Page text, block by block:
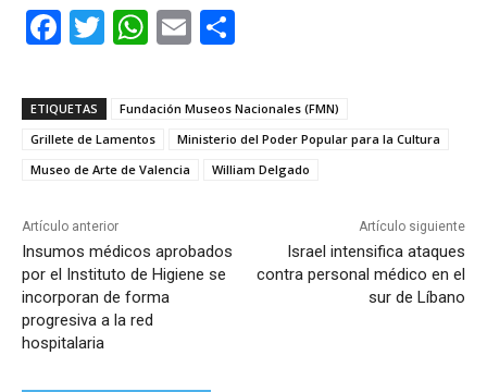
F
c
e
b
o
k
T
itt
er
W
at
s
A
E
ai
l
m
p
ar
ETIQUETAS
Fundación Museos Nacionales (FMN)
Grillete de Lamentos
Ministerio del Poder Popular para la Cultura
Museo de Arte de Valencia
William Delgado
Artículo anterior
Insumos médicos aprobados
por el Instituto de Higiene se
incorporan de forma
progresiva a la red
hospitalaria
Artículo siguiente
Israel intensifica ataques
contra personal médico en el
sur de Líbano